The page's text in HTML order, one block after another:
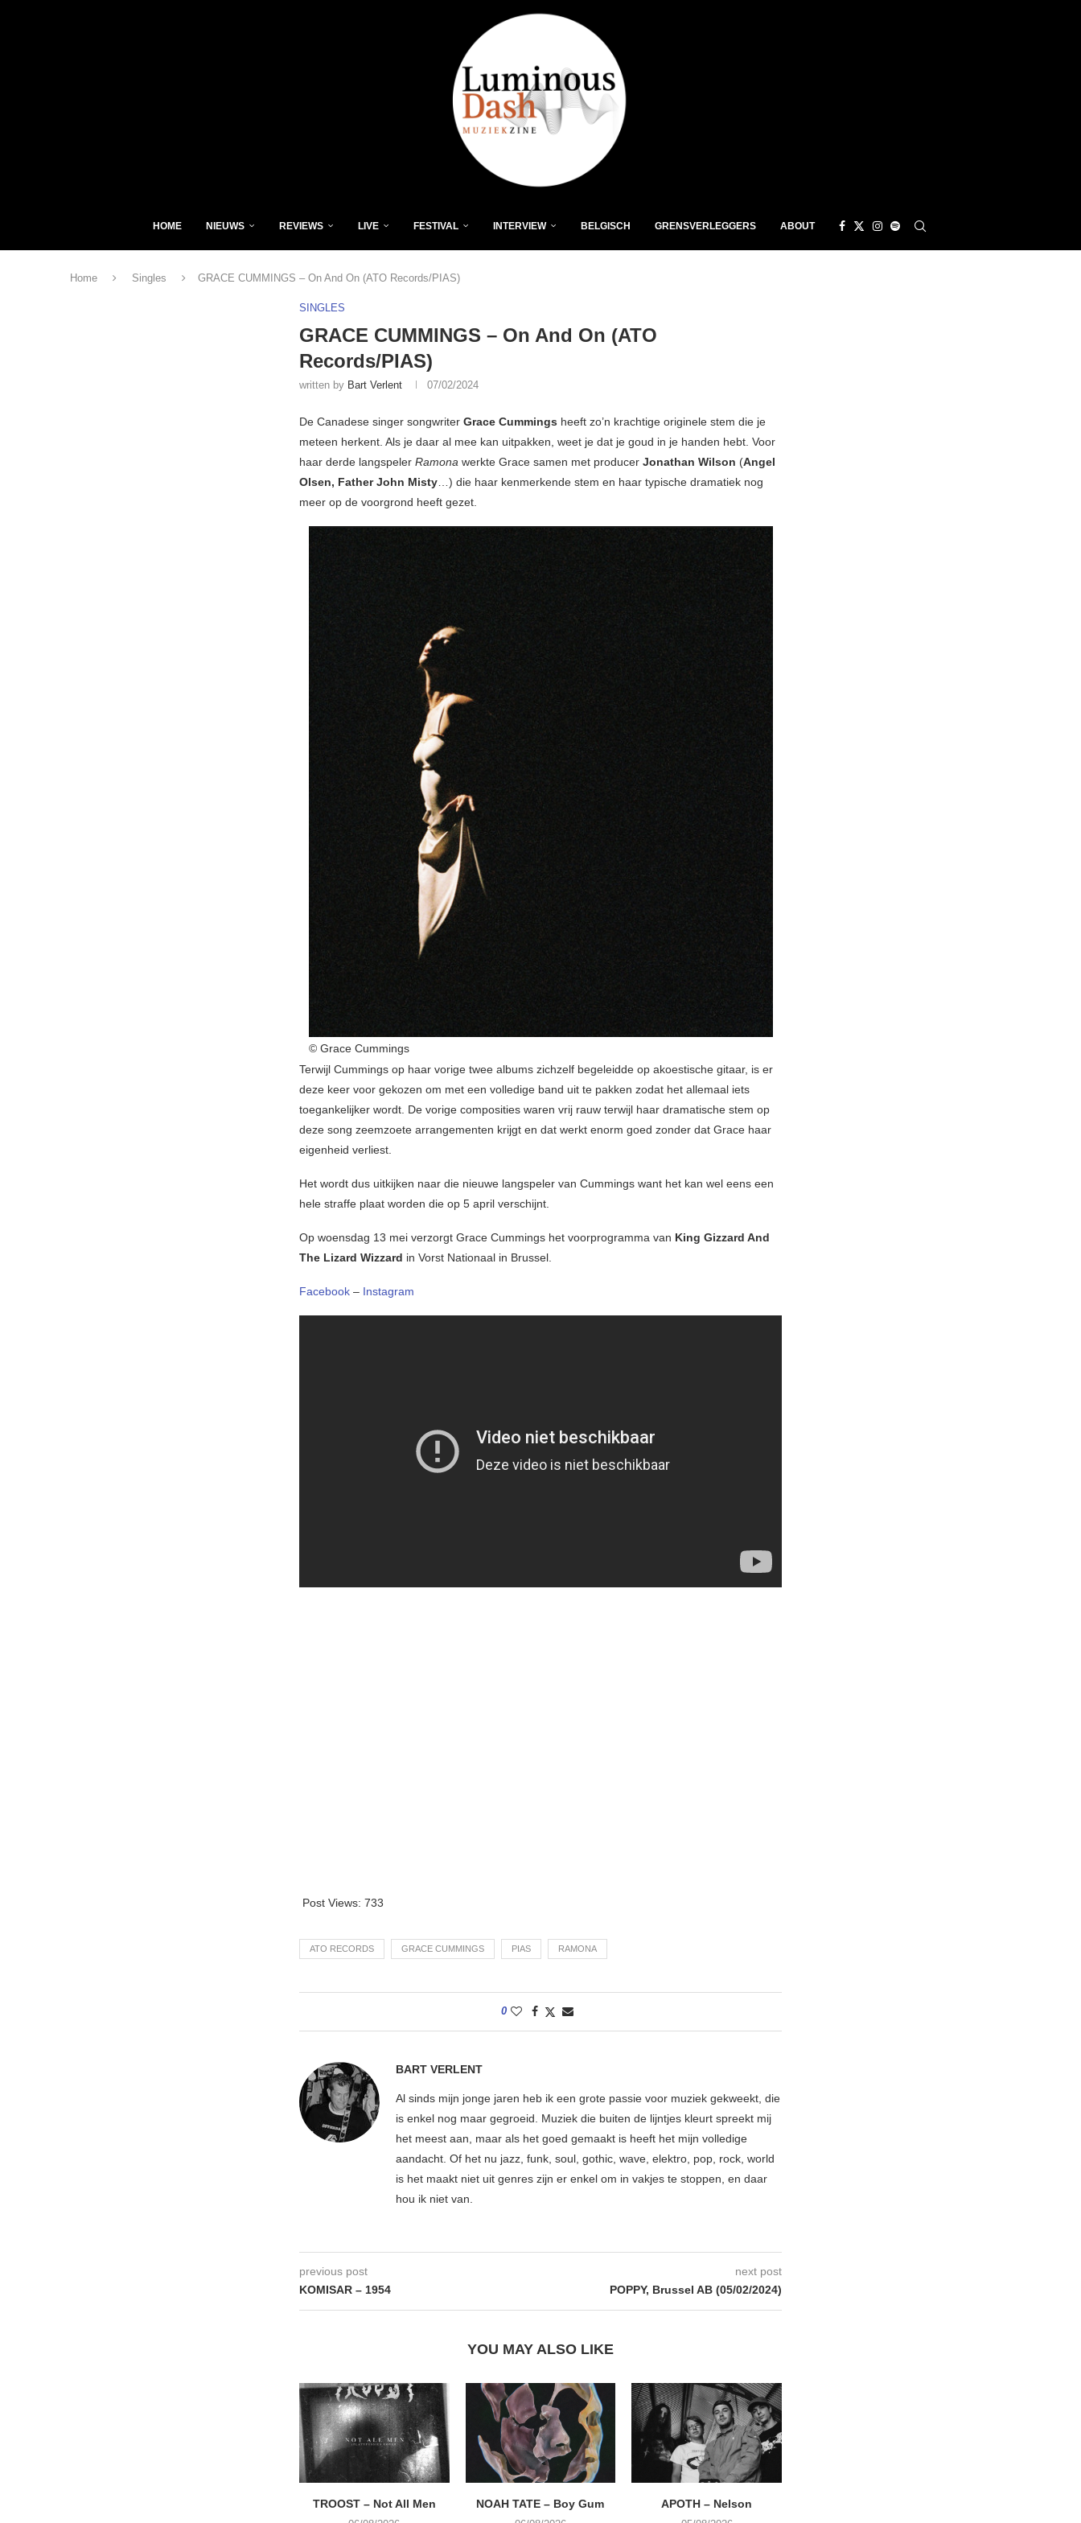
HOME NIEUWS REVIEWS LIVE FESTIVAL INTERVIEW BELGISCH GRENSVERLEGGERS ABOUT
Home Singles GRACE CUMMINGS – On And On (ATO Records/PIAS)
SINGLES
GRACE CUMMINGS – On And On (ATO
Records/PIAS)
written by Bart Verlent 07/02/2024
De Canadese singer songwriter Grace Cummings heeft zo’n krachtige originele stem die je
meteen herkent. Als je daar al mee kan uitpakken, weet je dat je goud in je handen hebt. Voor
haar derde langspeler Ramona werkte Grace samen met producer Jonathan Wilson (Angel
Olsen, Father John Misty…) die haar kenmerkende stem en haar typische dramatiek nog
meer op de voorgrond heeft gezet.
© Grace Cummings
Terwijl Cummings op haar vorige twee albums zichzelf begeleidde op akoestische gitaar, is er
deze keer voor gekozen om met een volledige band uit te pakken zodat het allemaal iets
toegankelijker wordt. De vorige composities waren vrij rauw terwijl haar dramatische stem op
deze song zeemzoete arrangementen krijgt en dat werkt enorm goed zonder dat Grace haar
eigenheid verliest.
Het wordt dus uitkijken naar die nieuwe langspeler van Cummings want het kan wel eens een
hele straffe plaat worden die op 5 april verschijnt.
Op woensdag 13 mei verzorgt Grace Cummings het voorprogramma van King Gizzard And
The Lizard Wizzard in Vorst Nationaal in Brussel.
Facebook – Instagram
Post Views: 733
ATO RECORDS GRACE CUMMINGS PIAS RAMONA
0
BART VERLENT
Al sinds mijn jonge jaren heb ik een grote passie voor muziek gekweekt, die
is enkel nog maar gegroeid. Muziek die buiten de lijntjes kleurt spreekt mij
het meest aan, maar als het goed gemaakt is heeft het mijn volledige
aandacht. Of het nu jazz, funk, soul, gothic, wave, elektro, pop, rock, world
is het maakt niet uit genres zijn er enkel om in vakjes te stoppen, en daar
hou ik niet van.
previous post
KOMISAR – 1954
next post
POPPY, Brussel AB (05/02/2024)
YOU MAY ALSO LIKE
TROOST – Not All Men NOAH TATE – Boy Gum APOTH – Nelson